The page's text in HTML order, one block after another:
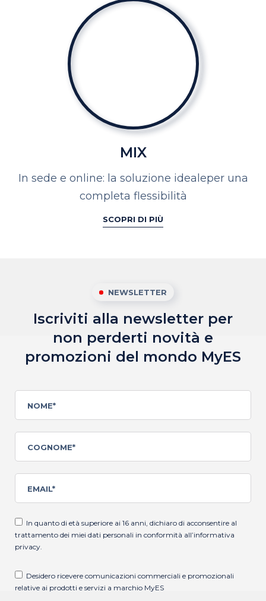
MIX
In sede e online: la soluzione idealeper una
completa flessibilità
SCOPRI DI PIÙ
NEWSLETTER
Iscriviti alla newsletter per
non perderti novità e
promozioni del mondo MyES
In quanto di età superiore ai 16 anni, dichiaro di acconsentire al
trattamento dei miei dati personali in conformità all’informativa
privacy
Desidero ricevere comunicazioni commerciali e promozionali
relative ai prodotti e servizi a marchio MyES